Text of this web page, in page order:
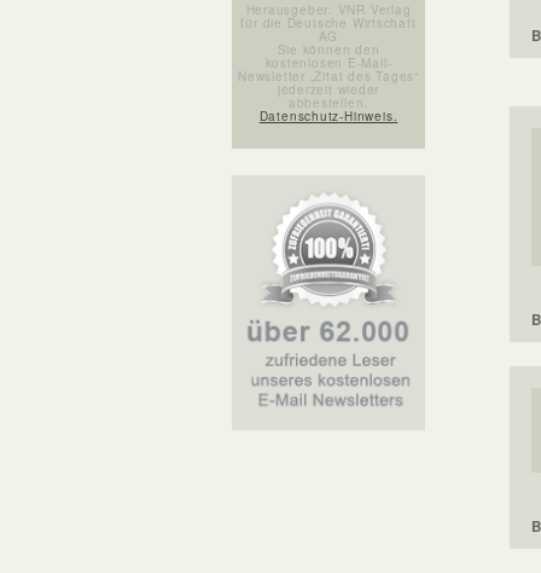
Herausgeber: VNR Verlag
für die Deutsche Wirtschaft
AG
Sie können den
kostenlosen E-Mail-
Newsletter „Zitat des Tages“
jederzeit wieder
abbestellen.
Datenschutz-Hinweis.